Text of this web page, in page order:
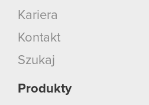
Kariera
Kontakt
Szukaj
Produkty